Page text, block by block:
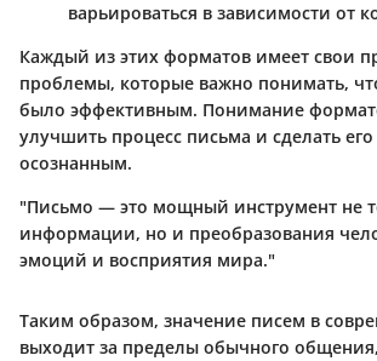
варьироваться в зависимости от
Каждый из этих форматов имеет свои
проблемы, которые важно понимать,
было эффективным. Понимание
улучшить процесс письма и сделать
осознанным.
"Письмо — это мощный инструмент не
информации, но и преобразования
эмоций и восприятия мира."
Таким образом, значение писем в
выходит за пределы обычного общения,